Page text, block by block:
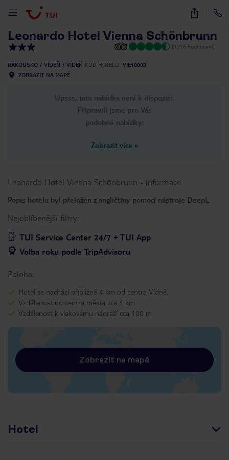
26
Leonardo Hotel Vienna Schönbrunn
(1576 hodnocení)
RAKOUSKO VÍDEŇ VÍDEŇ KÓD HOTELU
VIE10003
ZOBRAZIT NA MAPĚ
Upsss, tato nabídka není k dispozici.
Připravili jsme pro Vás
podobné nabídky:
Zobrazit více »
Leonardo Hotel Vienna Schönbrunn - informace
Popis hotelu byl přeložen z angličtiny pomocí nástroje DeepL
Nejoblíbenější filtry:
TUI Service Center 24/7 + TUI App
Volba roku podle TripAdvisoru
Poloha:
Hotel se nachází přibližně 4 km od centra Vídně.
Vzdálenost do centra města cca 4 km
Vzdálenost k vlakovému nádraží cca 100 m
Zobrazit na mapě
Hotel